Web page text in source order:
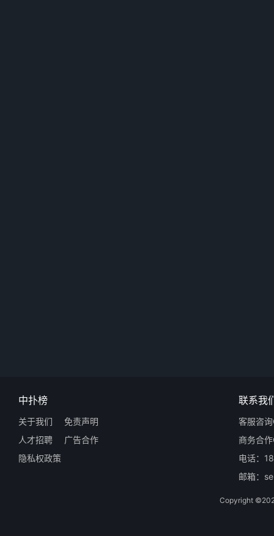
中扑榜
关于我们
免责声明
人才招聘
广告合作
隐私权政策
联系我
客服咨
商务合
电话：
邮箱：
Copyright